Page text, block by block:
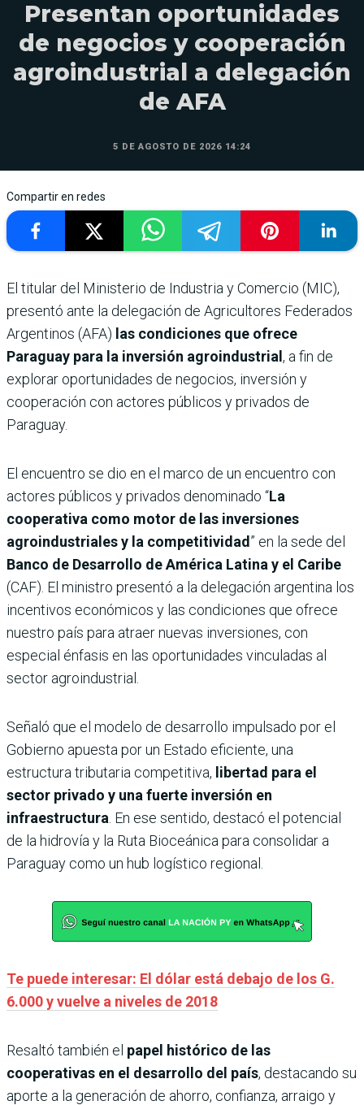
Presentan oportunidades
de negocios y cooperación
agroindustrial a delegación
de AFA
5 DE AGOSTO DE 2026 14:24
Compartir en redes
El titular del Ministerio de Industria y Comercio (MIC),
presentó ante la delegación de Agricultores Federados
Argentinos (AFA) las condiciones que ofrece
Paraguay para la inversión agroindustrial , a fin de
explorar oportunidades de negocios, inversión y
cooperación con actores públicos y privados de
Paraguay.
El encuentro se dio en el marco de un encuentro con
actores públicos y privados denominado “La
cooperativa como motor de las inversiones
agroindustriales y la competitividad ” en la sede del
Banco de Desarrollo de América Latina y el Caribe
(CAF). El ministro presentó a la delegación argentina los
incentivos económicos y las condiciones que ofrece
nuestro país para atraer nuevas inversiones, con
especial énfasis en las oportunidades vinculadas al
sector agroindustrial.
Señaló que el modelo de desarrollo impulsado por el
Gobierno apuesta por un Estado eficiente, una
estructura tributaria competitiva, libertad para el
sector privado y una fuerte inversión en
infraestructura . En ese sentido, destacó el potencial
de la hidrovía y la Ruta Bioceánica para consolidar a
Paraguay como un hub logístico regional.
Te puede interesar: El dólar está debajo de los G.
6.000 y vuelve a niveles de 2018
Resaltó también el papel histórico de las
cooperativas en el desarrollo del país, destacando su
aporte a la generación de ahorro, confianza, arraigo y